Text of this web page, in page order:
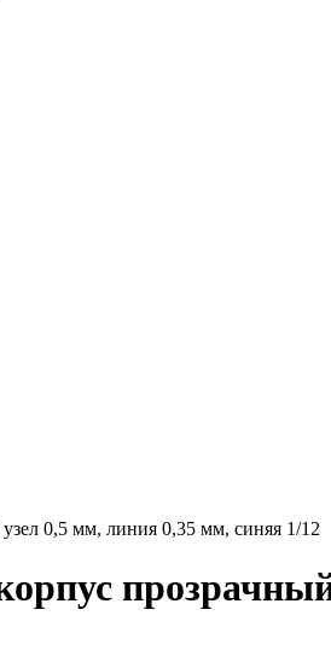
0,5 мм, линия 0,35 мм, синяя 1/12